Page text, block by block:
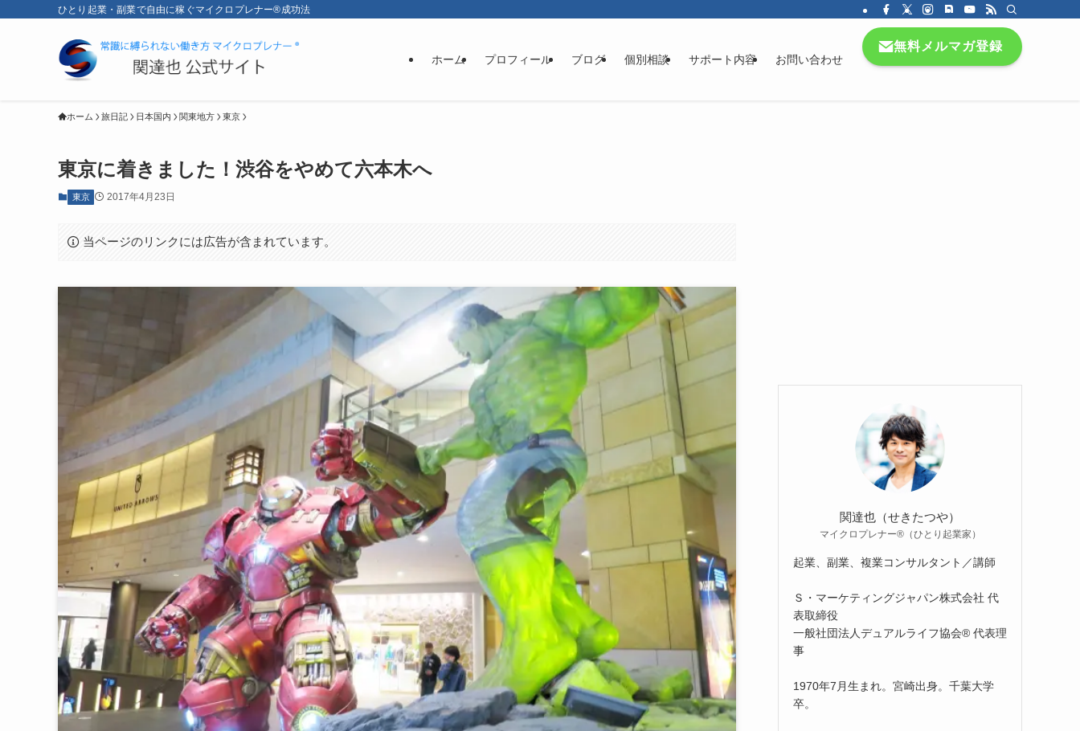
ひとり起業・副業で自由に稼ぐマイクロプレナー®成功法
ホーム プロフィール ブログ 個別相談 サポート内容 お問い合わせ
無料メルマガ登録
ホーム 旅日記 日本国内 関東地方 東京
東京に着きました！渋谷をやめて六本木へ
東京 2017年4月23日
当ページのリンクには広告が含まれています。
関達也（せきたつや）
マイクロプレナー®（ひとり起業家）
起業、副業、複業コンサルタント／講師
Ｓ・マーケティングジャパン株式会社 代
表取締役
一般社団法人デュアルライフ協会® 代表理
事
1970年7月生まれ。宮崎出身。千葉大学
卒。